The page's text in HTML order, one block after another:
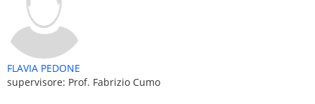
FLAVIA PEDONE
supervisore: Prof. Fabrizio Cumo